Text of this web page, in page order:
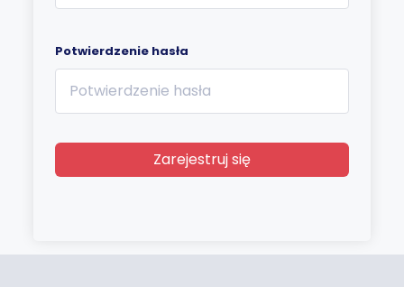
Potwierdzenie hasła
Zarejestruj się